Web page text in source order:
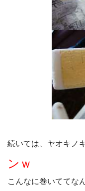
続いては、ヤオキノ
ンｗ
こんなに巻いててな